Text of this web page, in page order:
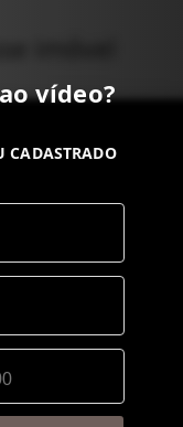
vídeo?
CADASTRADO